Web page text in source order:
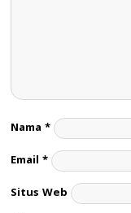
Nama *
Email *
Situs Web